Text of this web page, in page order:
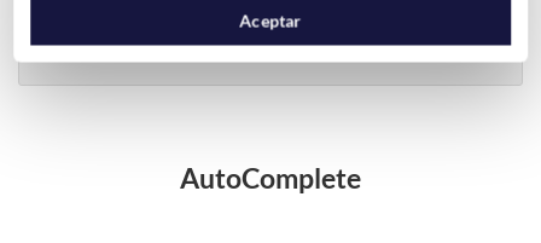
Codificación – Sin Integración – Sin Mantenimiento.
AutoComplete
Aceptar